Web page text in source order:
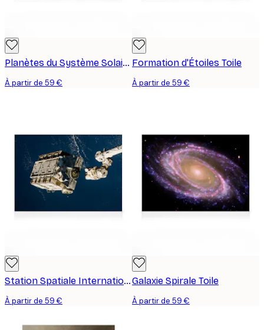
Planètes du Système Solaire Toile
À partir de 59 €
Formation d'Étoiles Toile
À partir de 59 €
Station Spatiale Internationale Toile
À partir de 59 €
Galaxie Spirale Toile
À partir de 59 €